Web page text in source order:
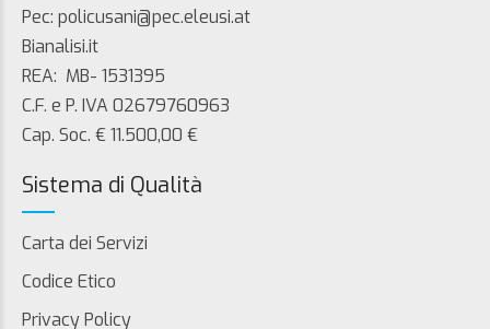
Pec: policusani@pec.eleusi.at
Bianalisi.it
REA: MB- 1531395
C.F. e P. IVA 02679760963
Cap. Soc. € 11.500,00 €
Sistema di Qualità
Carta dei Servizi
Codice Etico
Privacy Policy